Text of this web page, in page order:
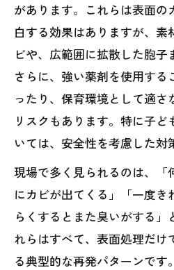
があります。これらは表面の
白する効果はありますが、素
ビや、広範囲に拡散した胞子
さらに、強い薬剤を使用する
ったり、保育環境として適さ
リスクもあります。特に子
いては、安全性を考慮した対
現場で多く見られるのは、「
にカビが出てくる」「一度
らくするとまた臭いがする」
れらはすべて、表面処理だけ
る典型的な再発パターンで